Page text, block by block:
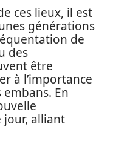
ces lieux, il est
générations
de
des
être
à l’importance
En
alliant